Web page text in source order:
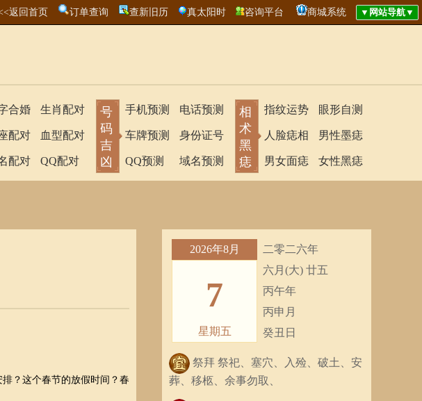
返回首页 订单查询 查新旧历 真太阳时 咨询平台 商城系统
合婚
配对
配对
生肖配对
血型配对
QQ配对
号
码
吉
凶
手机预测
车牌预测
QQ预测
电话预测
身份证号
域名预测
相
术
黑
痣
指纹运势
人脸痣相
男女面痣
眼形自测
男性墨痣
女性黑痣
？这个春节的放假时间？春
2026年8月
7
星期五
二零二六年
六月(大) 廿五
丙午年
丙申月
癸丑日
祭拜 祭祀、塞穴、入殓、破土、安
葬、移柩、余事勿取、